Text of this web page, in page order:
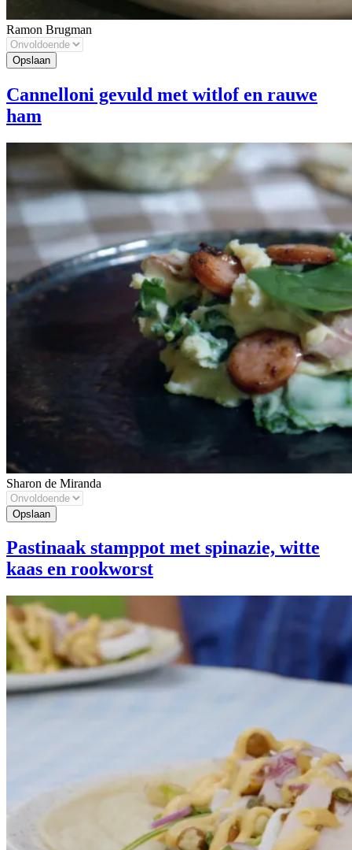
Ramon Brugman
Cannelloni gevuld met witlof en rauwe
ham
Sharon de Miranda
Pastinaak stamppot met spinazie, witte
kaas en rookworst